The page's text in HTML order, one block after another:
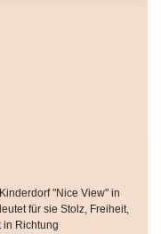
"Nice View" in
für sie Stolz, Freiheit,
in Richtung